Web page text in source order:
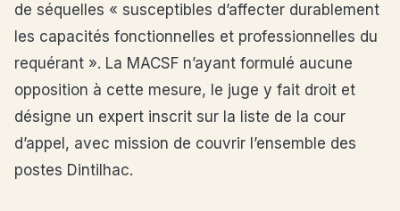
de séquelles « susceptibles d’affecter durablement
les capacités fonctionnelles et professionnelles du
requérant ». La MACSF n’ayant formulé aucune
opposition à cette mesure, le juge y fait droit et
désigne un expert inscrit sur la liste de la cour
d’appel, avec mission de couvrir l’ensemble des
postes Dintilhac.